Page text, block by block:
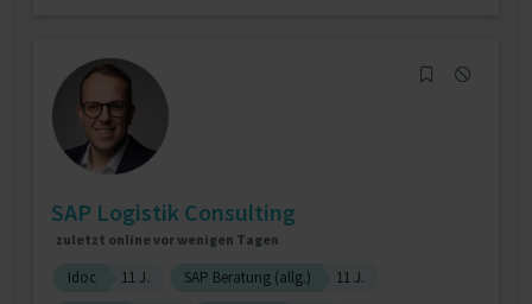
SAP Logistik Consulting
zuletzt online vor wenigen Tagen
Idoc 11 J. SAP Beratung (allg.)
11 J.